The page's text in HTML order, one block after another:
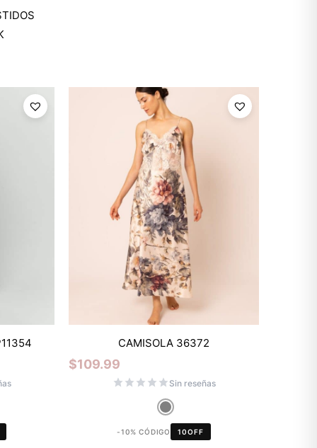
CAMISOLA 36372
$109.99
Sin reseñas
-10% CÓDIGO 10OFF
Mixtwo - Lencería y Ropa
Gracias por visitarnos. Te asesoramos